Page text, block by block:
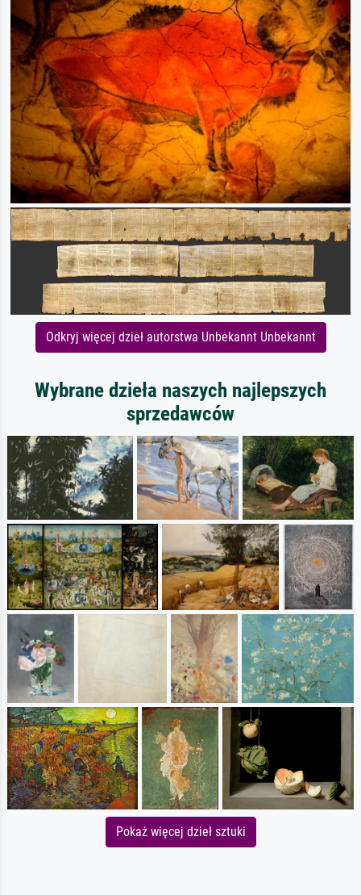
Odkryj więcej dzieł autorstwa Unbekannt Unbekannt
Wybrane dzieła naszych najlepszych
sprzedawców
Pokaż więcej dzieł sztuki